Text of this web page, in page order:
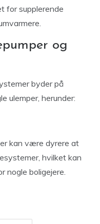
for supplerende
og
byder på
ulemper, herunder:
kan være dyrere at
hvilket kan
nogle boligejere.